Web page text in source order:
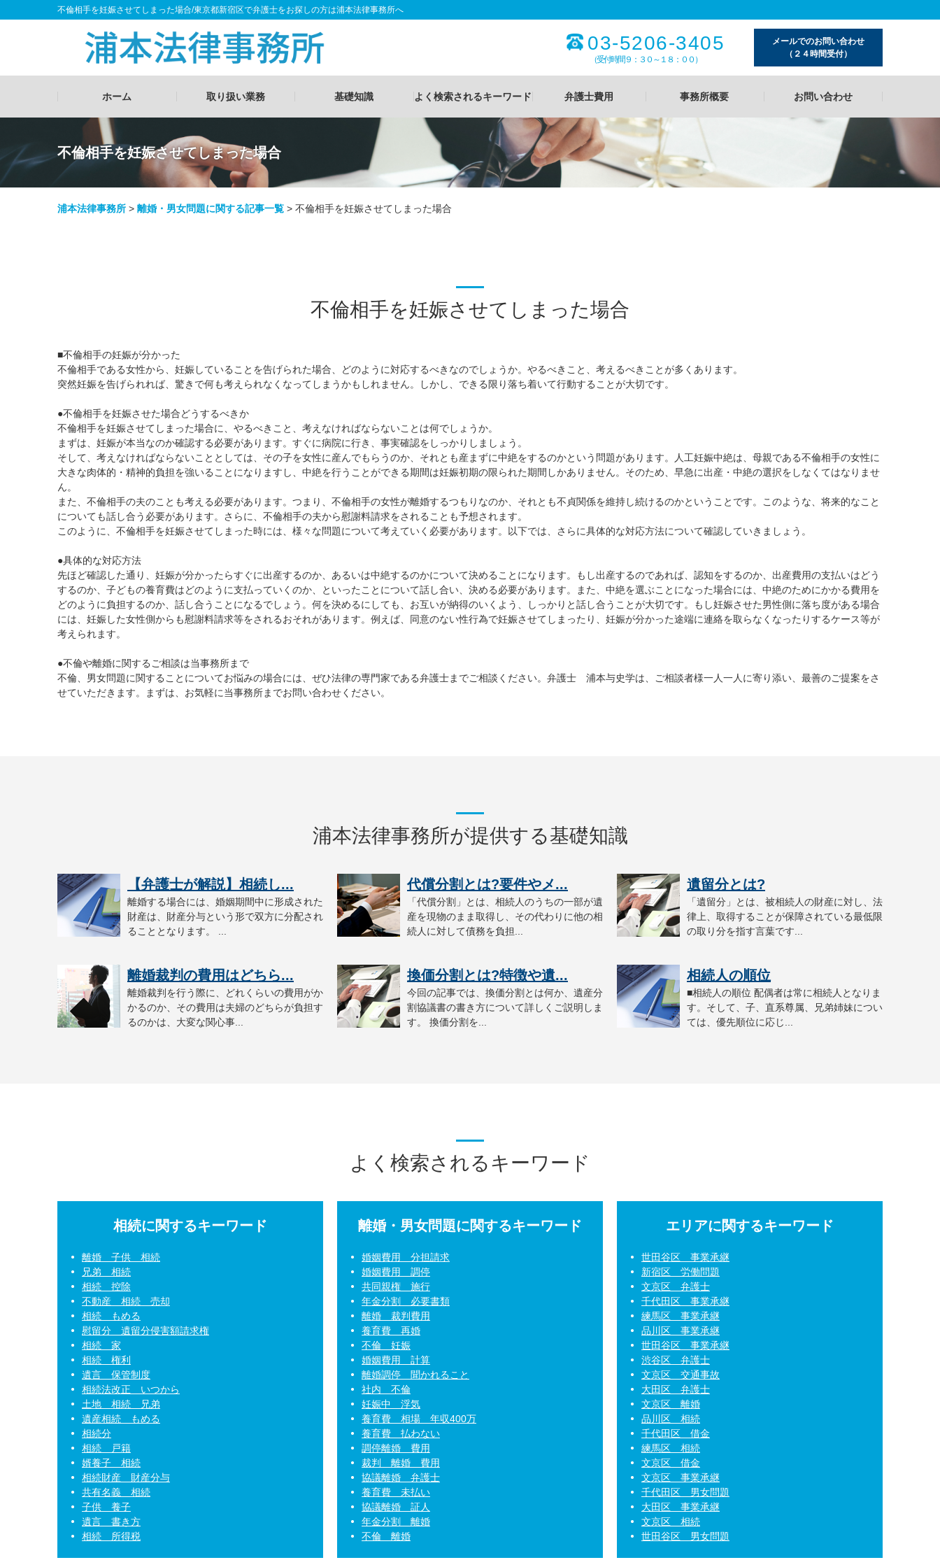
不倫相手を妊娠させてしまった場合/東京都新宿区で弁護士をお探しの方は浦本法律事務所へ
03-5206-3405
（受付時間９：３０～１８：００）
メールでのお問い合わせ
（２４時間受付）
ホーム 取り扱い業務 基礎知識 よく検索されるキーワード 弁護士費用 事務所概要 お問い合わせ
不倫相手を妊娠させてしまった場合
浦本法律事務所 > 離婚・男女問題に関する記事一覧 > 不倫相手を妊娠させてしまった場合
不倫相手を妊娠させてしまった場合
■不倫相手の妊娠が分かった
不倫相手である女性から、妊娠していることを告げられた場合、どのように対応するべきなのでしょうか。やるべきこと、考えるべきことが多くあります。
突然妊娠を告げられれば、驚きで何も考えられなくなってしまうかもしれません。しかし、できる限り落ち着いて行動することが大切です。
●不倫相手を妊娠させた場合どうするべきか
不倫相手を妊娠させてしまった場合に、やるべきこと、考えなければならないことは何でしょうか。
まずは、妊娠が本当なのか確認する必要があります。すぐに病院に行き、事実確認をしっかりしましょう。
そして、考えなければならないこととしては、その子を女性に産んでもらうのか、それとも産まずに中絶をするのかという問題があります。人工妊娠中絶は、母親である不倫相手の女性に
大きな肉体的・精神的負担を強いることになりますし、中絶を行うことができる期間は妊娠初期の限られた期間しかありません。そのため、早急に出産・中絶の選択をしなくてはなりませ
ん。
また、不倫相手の夫のことも考える必要があります。つまり、不倫相手の女性が離婚するつもりなのか、それとも不貞関係を維持し続けるのかということです。このような、将来的なこと
についても話し合う必要があります。さらに、不倫相手の夫から慰謝料請求をされることも予想されます。
このように、不倫相手を妊娠させてしまった時には、様々な問題について考えていく必要があります。以下では、さらに具体的な対応方法について確認していきましょう。
●具体的な対応方法
先ほど確認した通り、妊娠が分かったらすぐに出産するのか、あるいは中絶するのかについて決めることになります。もし出産するのであれば、認知をするのか、出産費用の支払いはどう
するのか、子どもの養育費はどのように支払っていくのか、といったことについて話し合い、決める必要があります。また、中絶を選ぶことになった場合には、中絶のためにかかる費用を
どのように負担するのか、話し合うことになるでしょう。何を決めるにしても、お互いが納得のいくよう、しっかりと話し合うことが大切です。もし妊娠させた男性側に落ち度がある場合
には、妊娠した女性側からも慰謝料請求等をされるおそれがあります。例えば、同意のない性行為で妊娠させてしまったり、妊娠が分かった途端に連絡を取らなくなったりするケース等が
考えられます。
●不倫や離婚に関するご相談は当事務所まで
不倫、男女問題に関することについてお悩みの場合には、ぜひ法律の専門家である弁護士までご相談ください。弁護士 浦本与史学は、ご相談者様一人一人に寄り添い、最善のご提案をさ
せていただきます。まずは、お気軽に当事務所までお問い合わせください。
浦本法律事務所が提供する基礎知識
【弁護士が解説】相続し...
離婚する場合には、婚姻期間中に形成された
財産は、財産分与という形で双方に分配され
ることとなります。 ...
代償分割とは?要件やメ...
「代償分割」とは、相続人のうちの一部が遺
産を現物のまま取得し、その代わりに他の相
続人に対して債務を負担...
遺留分とは?
「遺留分」とは、被相続人の財産に対し、法
律上、取得することが保障されている最低限
の取り分を指す言葉です...
離婚裁判の費用はどちら...
離婚裁判を行う際に、どれくらいの費用がか
かるのか、その費用は夫婦のどちらが負担す
るのかは、大変な関心事...
換価分割とは?特徴や遺...
今回の記事では、換価分割とは何か、遺産分
割協議書の書き方について詳しくご説明しま
す。 換価分割を...
相続人の順位
■相続人の順位 配偶者は常に相続人となりま
す。そして、子、直系尊属、兄弟姉妹につい
ては、優先順位に応じ...
よく検索されるキーワード
相続に関するキーワード
離婚 子供 相続
兄弟 相続
相続 控除
不動産 相続 売却
相続 もめる
慰留分 遺留分侵害額請求権
相続 家
相続 権利
遺言 保管制度
相続法改正 いつから
土地 相続 兄弟
遺産相続 もめる
相続分
相続 戸籍
婿養子 相続
相続財産 財産分与
共有名義 相続
子供 養子
遺言 書き方
相続 所得税
離婚・男女問題に関するキーワード
婚姻費用 分担請求
婚姻費用 調停
共同親権 施行
年金分割 必要書類
離婚 裁判費用
養育費 再婚
不倫 妊娠
婚姻費用 計算
離婚調停 聞かれること
社内 不倫
妊娠中 浮気
養育費 相場 年収400万
養育費 払わない
調停離婚 費用
裁判 離婚 費用
協議離婚 弁護士
養育費 未払い
協議離婚 証人
年金分割 離婚
不倫 離婚
エリアに関するキーワード
世田谷区 事業承継
新宿区 労働問題
文京区 弁護士
千代田区 事業承継
練馬区 事業承継
品川区 事業承継
世田谷区 事業承継
渋谷区 弁護士
文京区 交通事故
大田区 弁護士
文京区 離婚
品川区 相続
千代田区 借金
練馬区 相続
文京区 借金
文京区 事業承継
千代田区 男女問題
大田区 事業承継
文京区 相続
世田谷区 男女問題